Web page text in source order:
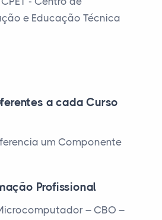
e Educação Técnica
a cada Curso
um Componente
Profissional
– CBO –